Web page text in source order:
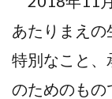
あたりまえの
特別なこと、
のためのもの